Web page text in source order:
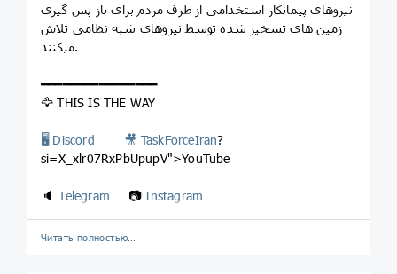
نیروهای پیمانکار استخدامی از طرف مردم برای باز پس گیری
زمین های تسخیر شده توسط نیروهای شبه نظامی تلاش
میکنند.
━━━━━━━━━━━━━━━━
🦅 THIS IS THE WAY
🖥 Discord 🎥 TaskForceIran?
si=X_xlr07RxPbUpupV">YouTube
🔈Telegram 📷Instagram
Читать полностью…